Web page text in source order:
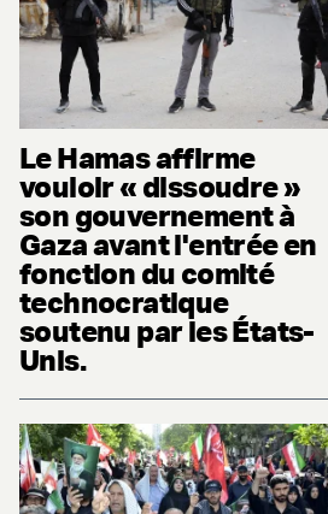
Le Hamas affirme
vouloir « dissoudre »
son gouvernement à
Gaza avant l'entrée en
fonction du comité
technocratique
soutenu par les États-
Unis.